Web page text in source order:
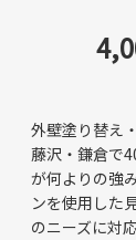
除去｜U様邸の施
を取得しました
外壁塗り替え
藤沢・鎌倉で
が何よりの強
ンを使用した
のニーズに対